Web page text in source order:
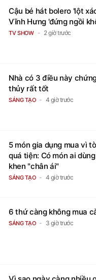
Cậu bé hát bolero 'lột
Vĩnh Hưng 'đứng ngồi
TV SHOW 2 giờ trước
Nhà có 3 điều này
thủy rất tốt
SÁNG TẠO 4 giờ trước
5 món gia dụng mua vì
quá tiện: Có món ai
khen "chân ái"
SÁNG TẠO 4 giờ trước
6 thứ càng không mua
SÁNG TẠO 3 giờ trước